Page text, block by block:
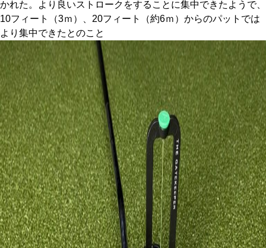
かれた。より良いストロークをすることに集中できたようで、
10フィート（3ｍ）、20フィート（約6ｍ）からのパットでは
より集中できたとのこと